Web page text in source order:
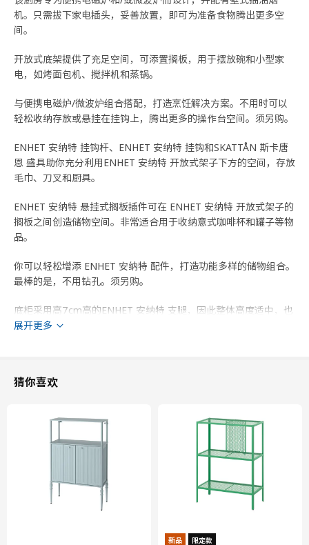
机。只需拔下家电插头，妥善放置，即可为准备食物腾出更多空
间。
开放式底架提供了充足空间，可添置搁板，用于摆放碗和小型家
电，如烤面包机、搅拌机和蒸锅。
与便携电磁炉/微波炉组合搭配，打造烹饪解决方案。不用时可以
轻松收纳存放或悬挂在挂钩上，腾出更多的操作台空间。须另购。
ENHET 安纳特 挂钩杆、ENHET 安纳特 挂钩和SKATTÅN 斯卡唐
恩 盛具助你充分利用ENHET 安纳特 开放式架子下方的空间，存放
毛巾、刀叉和厨具。
ENHET 安纳特 悬挂式搁板插件可在 ENHET 安纳特 开放式架子的
搁板之间创造储物空间。非常适合用于收纳意式咖啡杯和罐子等物
品。
你可以轻松增添 ENHET 安纳特 配件，打造功能多样的储物组合。
最棒的是，不用钻孔。须另购。
底柜采用高7cm高的ENHET 安纳特 支腿，因此整体高度适中，也
更稳固。
打造个性外观！依照个人风格，更换开放式架子的颜色，以及前挡
GUBBARP 古巴普 白色塑料拉钮和把手具有简洁、现代的外观，
可轻松搭配各类柜门和抽屉前板。
后亦能够崭新如初。你可以根据所需长度裁切操作台面，并用产品
包装内的2根压边条覆盖边缘。
FYNDIG 芬蒂格 不锈钢水槽，干净卫生、结实耐用、易于清洁。
展开更多
猜你喜欢
新品 限定款